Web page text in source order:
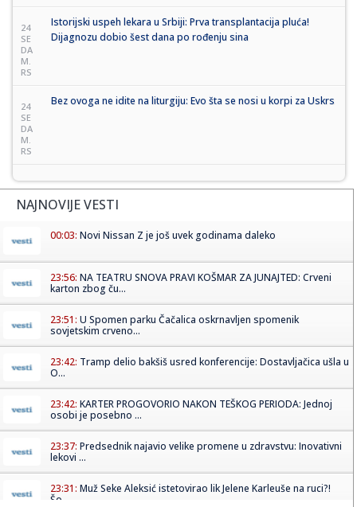
24
SE
DA
M.
RS
Istorijski uspeh lekara u Srbiji: Prva transplantacija pluća!
Dijagnozu dobio šest dana po rođenju sina
24
SE
DA
M.
RS
Bez ovoga ne idite na liturgiju: Evo šta se nosi u korpi za Uskrs
NAJNOVIJE VESTI
00:03: Novi Nissan Z je još uvek godinama daleko
23:56: NA TEATRU SNOVA PRAVI KOŠMAR ZA JUNAJTED: Crveni
karton zbog ču...
23:51: U Spomen parku Čačalica oskrnavljen spomenik
sovjetskim crveno...
23:42: Tramp delio bakšiš usred konferencije: Dostavljačica ušla u
O...
23:42: KARTER PROGOVORIO NAKON TEŠKOG PERIODA: Jednoj
osobi je posebno ...
23:37: Predsednik najavio velike promene u zdravstvu: Inovativni
lekovi ...
23:31: Muž Seke Aleksić istetovirao lik Jelene Karleuše na ruci?!
Šo...